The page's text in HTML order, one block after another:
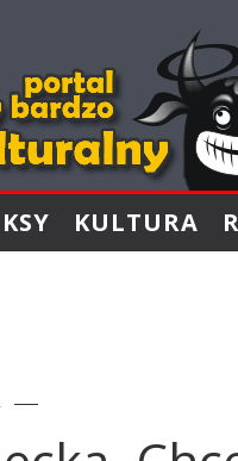
KULTURA